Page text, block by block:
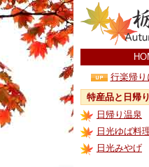
行楽帰り
特産品と日帰
日帰り温泉
日光ゆば料
日光みやげ